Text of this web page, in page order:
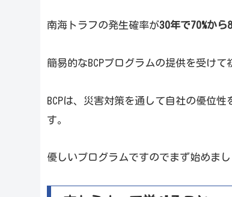
南海トラフの発生確率が30年で70%から
簡易的なBCPプログラムの提供を受け
BCPは、災害対策を通して自社の優位
す。
優しいプログラムですのでまず始めまし